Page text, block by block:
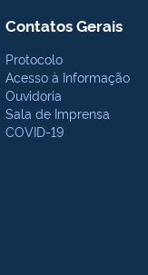
Contatos Gerais
Protocolo
Acesso à Informação
Ouvidoria
Sala de Imprensa
COVID-19